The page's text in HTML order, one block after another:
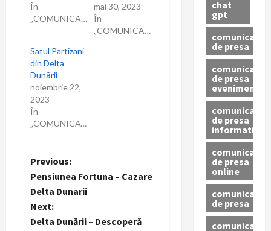
În
„COMUNICARE”
mai 30, 2023
În
„COMUNICARE”
Satul Partizani
din Delta
Dunării
noiembrie 22,
2023
În
„COMUNICAT”
P
o
s
Previous:
Pensiunea Fortuna – Cazare
Delta Dunarii
Next:
Delta Dunării – Descoperă
chat
gpt
comunicat
de presa
comunicat
de presa
eveniment
comunicat
de presa
informativ
comunicat
de presa
online
comunicate
de presa
comunicate